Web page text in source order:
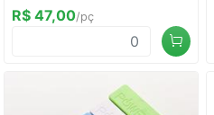
R$ 47,00/pç